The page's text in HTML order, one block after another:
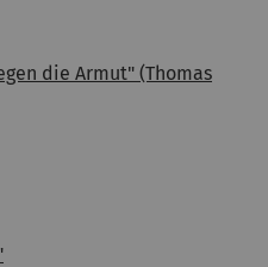
die Armut" (Thomas